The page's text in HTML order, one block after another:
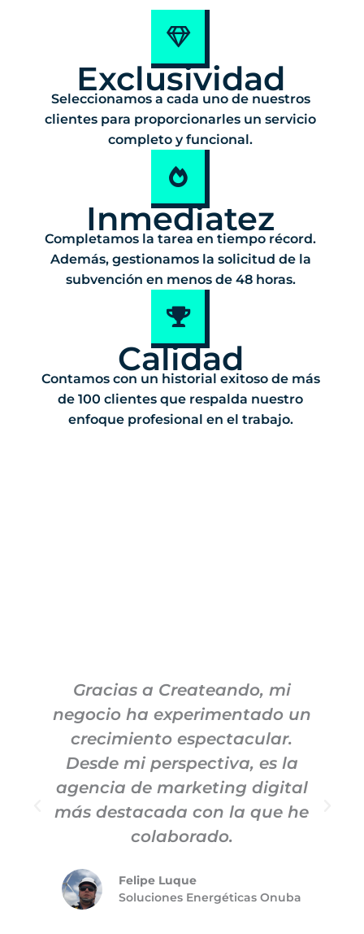
Exclusividad
Seleccionamos a cada uno de nuestros
clientes para proporcionarles un servicio
completo y funcional.
Inmediatez
Completamos la tarea en tiempo récord.
Además, gestionamos la solicitud de la
subvención en menos de 48 horas.
Calidad
Contamos con un historial exitoso de más
de 100 clientes que respalda nuestro
enfoque profesional en el trabajo.
Gracias a Createando, mi
negocio ha experimentado un
crecimiento espectacular.
Desde mi perspectiva, es la
agencia de marketing digital
más destacada con la que he
colaborado.
Felipe Luque
Soluciones Energéticas Onuba